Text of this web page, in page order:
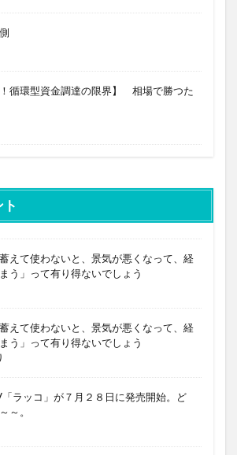
！循環型資金調達の限界】 相場で勝つた
えて使わないと、景気が悪くなって、経
う」って有り得ないでしょう
えて使わないと、景気が悪くなって、経
う」って有り得ないでしょう
ラッコ」が７月２８日に発売開始。ど
～。